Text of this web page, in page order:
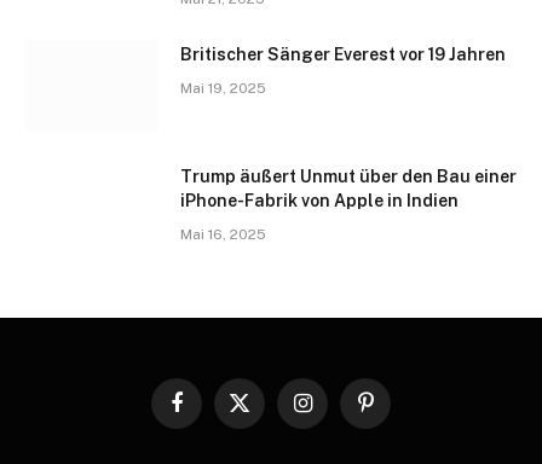
Britischer Sänger Everest vor 19 Jahren
Mai 19, 2025
Trump äußert Unmut über den Bau einer
iPhone-Fabrik von Apple in Indien
Mai 16, 2025
Facebook
X
InstagramPinterest